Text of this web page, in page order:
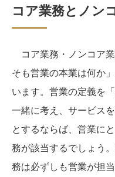
コア業務とノン
コア業務・ノンコア
そも営業の本業は何か
います。営業の定義を
一緒に考え、サービス
とするならば、営業に
務が該当するでしょう
務は必ずしも営業が担